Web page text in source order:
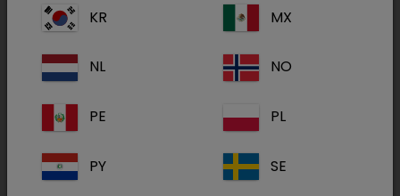
VETERINÁRIOS****
Após o lançamento bem sucedido da
um ano, a Dechra continua a expandir o apoio
terapêutica com a adição de uma nova
KR MX
NL NO
PE PL
PY SE